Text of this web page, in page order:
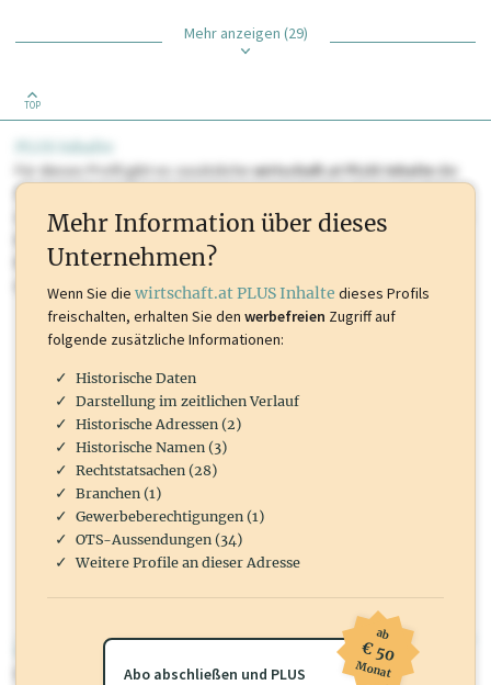
Mehr anzeigen (29)
TOP
PLUS Inhalte
Für dieses Profil gibt es zusätzlichewirtschaft.at PLUS Inhaltedie
Sie momentan nicht einsehen können. Schalten Sie dieses Profil frei
oder loggen Sie sich ein um diese Inhalte zu sehen. wirtschaft.at PLUS
Marken, Patente, Rechtstatsachen, OTS-Aussendungen, und viele
mehr.
wirtschaft.at PLUS
Für dieses Profil gibt es zusätzlichewirtschaft.at PLUS Inhalte
Mehr Information über dieses
Unternehmen?
Wenn Sie die wirtschaft.at PLUS Inhalte dieses Profils
freischalten, erhalten Sie den werbefreien Zugriff auf
folgende zusätzliche Informationen:
Historische Daten
Darstellung im zeitlichen Verlauf
Historische Adressen (2)
Historische Namen (3)
Rechtstatsachen (28)
Branchen (1)
Gewerbeberechtigungen (1)
OTS-Aussendungen (34)
Weitere Profile an dieser Adresse
Abo abschließen und PLUS
ab
€ 50
Monat